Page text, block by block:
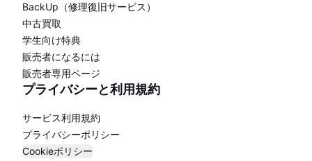
BackUp（修理復旧サービス）
中古買取
学生向け特典
販売者になるには
販売者専用ページ
プライバシーと利用規約
サービス利用規約
プライバシーポリシー
Cookieポリシー